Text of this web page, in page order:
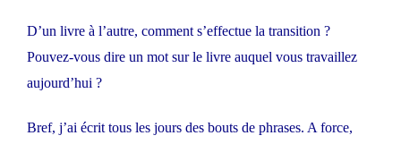
D’un livre à l’autre, comment s’effectue la transition ?
Pouvez-vous dire un mot sur le livre auquel vous travaillez
aujourd’hui ?
Bref, j’ai écrit tous les jours des bouts de phrases. A force,